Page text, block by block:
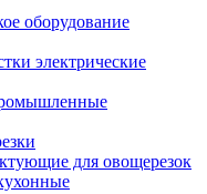
оборудование
электрические
для овощерезок